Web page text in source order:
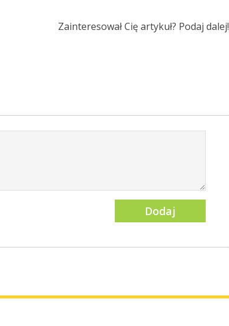
Zainteresował Cię artykuł? Podaj dalej!
Dodaj